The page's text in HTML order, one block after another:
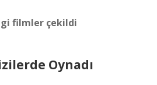
filmler çekildi
Oynadı